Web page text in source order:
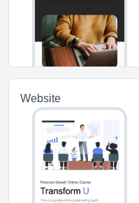
Website